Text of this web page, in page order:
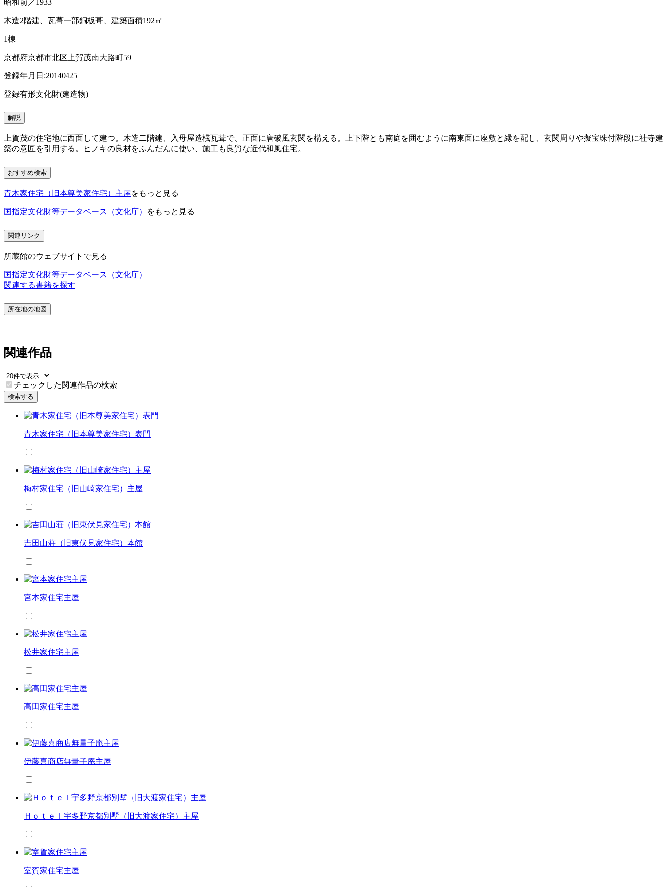
昭和前／1933
木造2階建、瓦葺一部銅板葺、建築面積192㎡
1棟
京都府京都市北区上賀茂南大路町59
登録年月日:20140425
登録有形文化財(建造物)
解説
上賀茂の住宅地に西面して建つ。木造二階建、入母屋造桟瓦葺で、正面に唐破風玄関を構える。上下階とも南庭を囲むように南東面に座敷と縁を配し、玄関周りや擬宝珠付階段に社寺建
築の意匠を引用する。ヒノキの良材をふんだんに使い、施工も良質な近代和風住宅。
おすすめ検索
青木家住宅（旧本尊美家住宅）主屋をもっと見る
国指定文化財等データベース（文化庁） をもっと見る
関連リンク
所蔵館のウェブサイトで見る
国指定文化財等データベース（文化庁）
関連する書籍を探す
所在地の地図
関連作品
チェックした関連作品の検索
検索する
青木家住宅（旧本尊美家住宅）表門
梅村家住宅（旧山崎家住宅）主屋
吉田山荘（旧東伏見家住宅）本館
宮本家住宅主屋
松井家住宅主屋
高田家住宅主屋
伊藤喜商店無量子庵主屋
Ｈｏｔｅｌ宇多野京都別墅（旧大渡家住宅）主屋
室賀家住宅主屋